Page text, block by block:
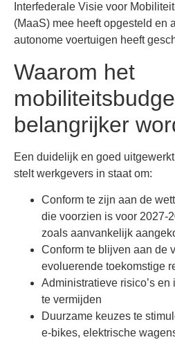
Interfederale Visie voor
(MaaS) mee heeft opgesteld en
autonome voertuigen heeft
Waarom het
belangrijker
Een duidelijk en goed
stelt werkgevers in staat om:
Conform te zijn aan de
die voorzien is voor 2027-
zoals aanvankelijk
Conform te blijven aan de
evoluerende toekomstige
Administratieve risico’s en
te vermijden
Duurzame keuzes te
e-bikes, elektrische